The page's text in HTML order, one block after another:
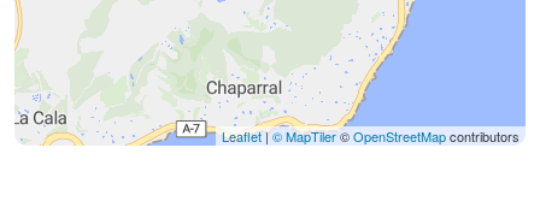
Leaflet|© MapTiler©OpenStreetMapcontributors